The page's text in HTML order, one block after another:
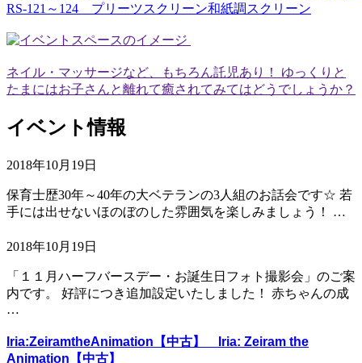
RS-121～124 プリーツスクリーン和紙調スクリーン
ネイル・マッサージなど、もちろん託児あり！ ゆっくりと
たまにはお子さんと離れて癒されてみてはどうでしょうか？
イベント情報
2018年10月19日
保育士歴30年～40年の大ベテランの3人組のお話会です☆ 若
手には出せないほのぼのした雰囲気を楽しみましょう！ …
2018年10月19日
「１１月ハーフバースデー・お誕生日フォト撮影会」のご案
内です。 好評につき追加設定いたしました！ 赤ちゃんの成
…
Iria:ZeiramtheAnimation【中古】 Iria: Zeiram the
Animation【中古】